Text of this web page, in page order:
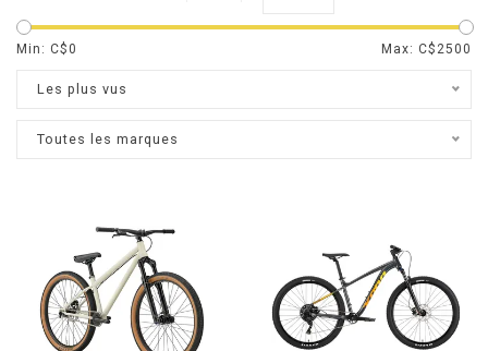
Min: C$0 Max: C$ 2500
Les plus vus
Toutes les marques